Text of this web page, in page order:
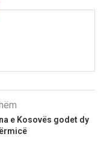
e Kosovës godet dy